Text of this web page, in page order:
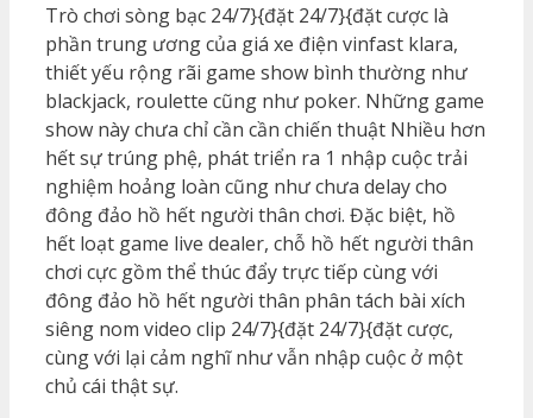
Trò chơi sòng bạc 24/7}{đặt 24/7}{đặt cược là
phần trung ương của giá xe điện vinfast klara,
thiết yếu rộng rãi game show bình thường như
blackjack, roulette cũng như poker. Những game
show này chưa chỉ cần cần chiến thuật Nhiều hơn
hết sự trúng phệ, phát triển ra 1 nhập cuộc trải
nghiệm hoảng loàn cũng như chưa delay cho
đông đảo hồ hết người thân chơi. Đặc biệt, hồ
hết loạt game live dealer, chỗ hồ hết người thân
chơi cực gồm thể thúc đẩy trực tiếp cùng với
đông đảo hồ hết người thân phân tách bài xích
siêng nom video clip 24/7}{đặt 24/7}{đặt cược,
cùng với lại cảm nghĩ như vẫn nhập cuộc ở một
chủ cái thật sự.